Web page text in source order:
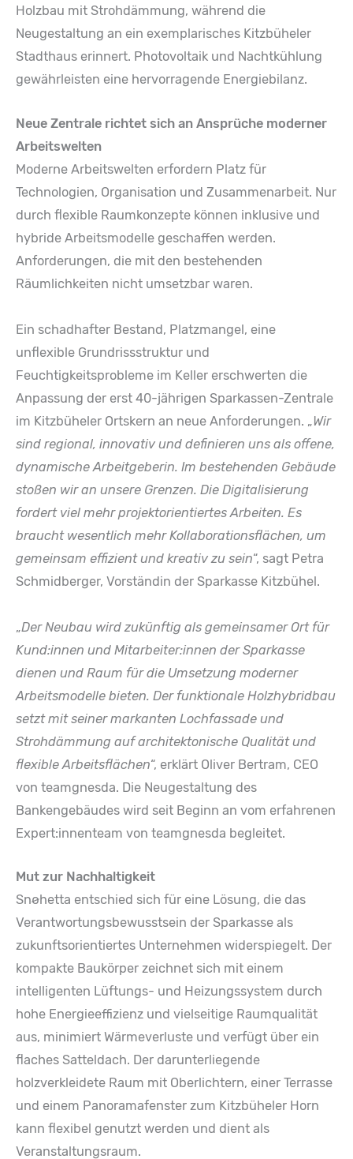
Holzbau mit Strohdämmung, während die
Neugestaltung an ein exemplarisches Kitzbüheler
Stadthaus erinnert. Photovoltaik und Nachtkühlung
gewährleisten eine hervorragende Energiebilanz.
Neue Zentrale richtet sich an Ansprüche moderner
Arbeitswelten
Moderne Arbeitswelten erfordern Platz für
Technologien, Organisation und Zusammenarbeit. Nur
durch flexible Raumkonzepte können inklusive und
hybride Arbeitsmodelle geschaffen werden.
Anforderungen, die mit den bestehenden
Räumlichkeiten nicht umsetzbar waren.
Ein schadhafter Bestand, Platzmangel, eine
unflexible Grundrissstruktur und
Feuchtigkeitsprobleme im Keller erschwerten die
Anpassung der erst 40-jährigen Sparkassen-Zentrale
im Kitzbüheler Ortskern an neue Anforderungen. „Wir
sind regional, innovativ und definieren uns als offene,
dynamische Arbeitgeberin. Im bestehenden Gebäude
stoßen wir an unsere Grenzen. Die Digitalisierung
fordert viel mehr projektorientiertes Arbeiten. Es
braucht wesentlich mehr Kollaborationsflächen, um
gemeinsam effizient und kreativ zu sein“, sagt Petra
Schmidberger, Vorständin der Sparkasse Kitzbühel.
„Der Neubau wird zukünftig als gemeinsamer Ort für
Kund:innen und Mitarbeiter:innen der Sparkasse
dienen und Raum für die Umsetzung moderner
Arbeitsmodelle bieten. Der funktionale Holzhybridbau
setzt mit seiner markanten Lochfassade und
Strohdämmung auf architektonische Qualität und
flexible Arbeitsflächen“, erklärt Oliver Bertram, CEO
von teamgnesda. Die Neugestaltung des
Bankengebäudes wird seit Beginn an vom erfahrenen
Expert:innenteam von teamgnesda begleitet.
Mut zur Nachhaltigkeit
Snøhetta entschied sich für eine Lösung, die das
Verantwortungsbewusstsein der Sparkasse als
zukunftsorientiertes Unternehmen widerspiegelt. Der
kompakte Baukörper zeichnet sich mit einem
intelligenten Lüftungs- und Heizungssystem durch
hohe Energieeffizienz und vielseitige Raumqualität
aus, minimiert Wärmeverluste und verfügt über ein
flaches Satteldach. Der darunterliegende
holzverkleidete Raum mit Oberlichtern, einer Terrasse
und einem Panoramafenster zum Kitzbüheler Horn
kann flexibel genutzt werden und dient als
Veranstaltungsraum.